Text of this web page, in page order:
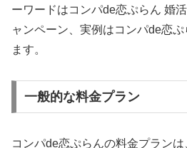
ーワードはコンパde恋ぷらん 婚
ャンペーン、実例はコンパde恋
ます。
一般的な料金プラン
コンパde恋ぷらんの料金プラン